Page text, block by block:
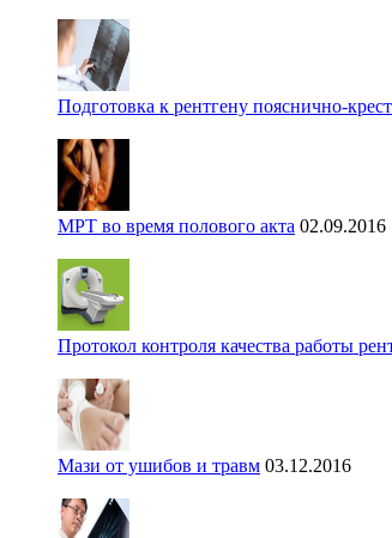
Подготовка к рентгену пояснично-
МРТ во время полового акта 02.09.2016
Протокол контроля качества работы
Мази от ушибов и травм 03.12.2016